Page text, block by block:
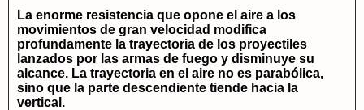
La enorme resistencia que opone el aire a los
movimientos de gran velocidad modifica
profundamente la trayectoria de los proyectiles
lanzados por las armas de fuego y disminuye su
alcance. La trayectoria en el aire no es parabólica,
sino que la parte descendiente tiende hacia la
vertical.